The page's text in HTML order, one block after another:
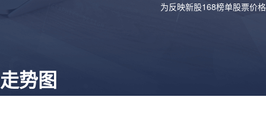
为反映新股168榜单股票价
走势图